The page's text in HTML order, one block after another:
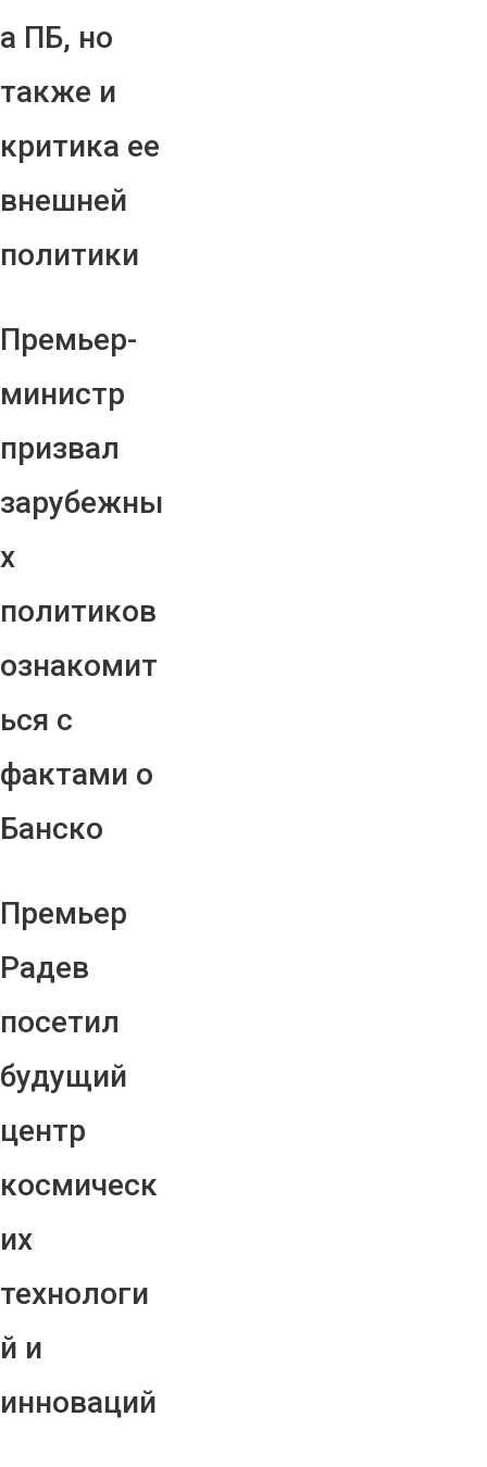
а ПБ, но
также и
критика ее
внешней
политики
Премьер-
министр
призвал
зарубежны
х
политиков
ознакомит
ься с
фактами о
Банско
Премьер
Радев
посетил
будущий
центр
космическ
их
технологи
й и
инноваций